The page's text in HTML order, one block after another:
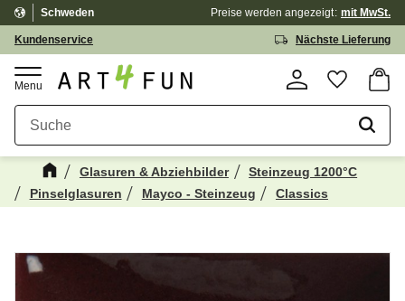
Menü
Kundenservice Nächste Lieferung
Schweden Preise werden angezeigt mit MwSt.
Glasuren & Abziehbilder
Steinzeug 1200°C
Pinselglasuren
Mayco - Steinzeug Classics
intressera dig?